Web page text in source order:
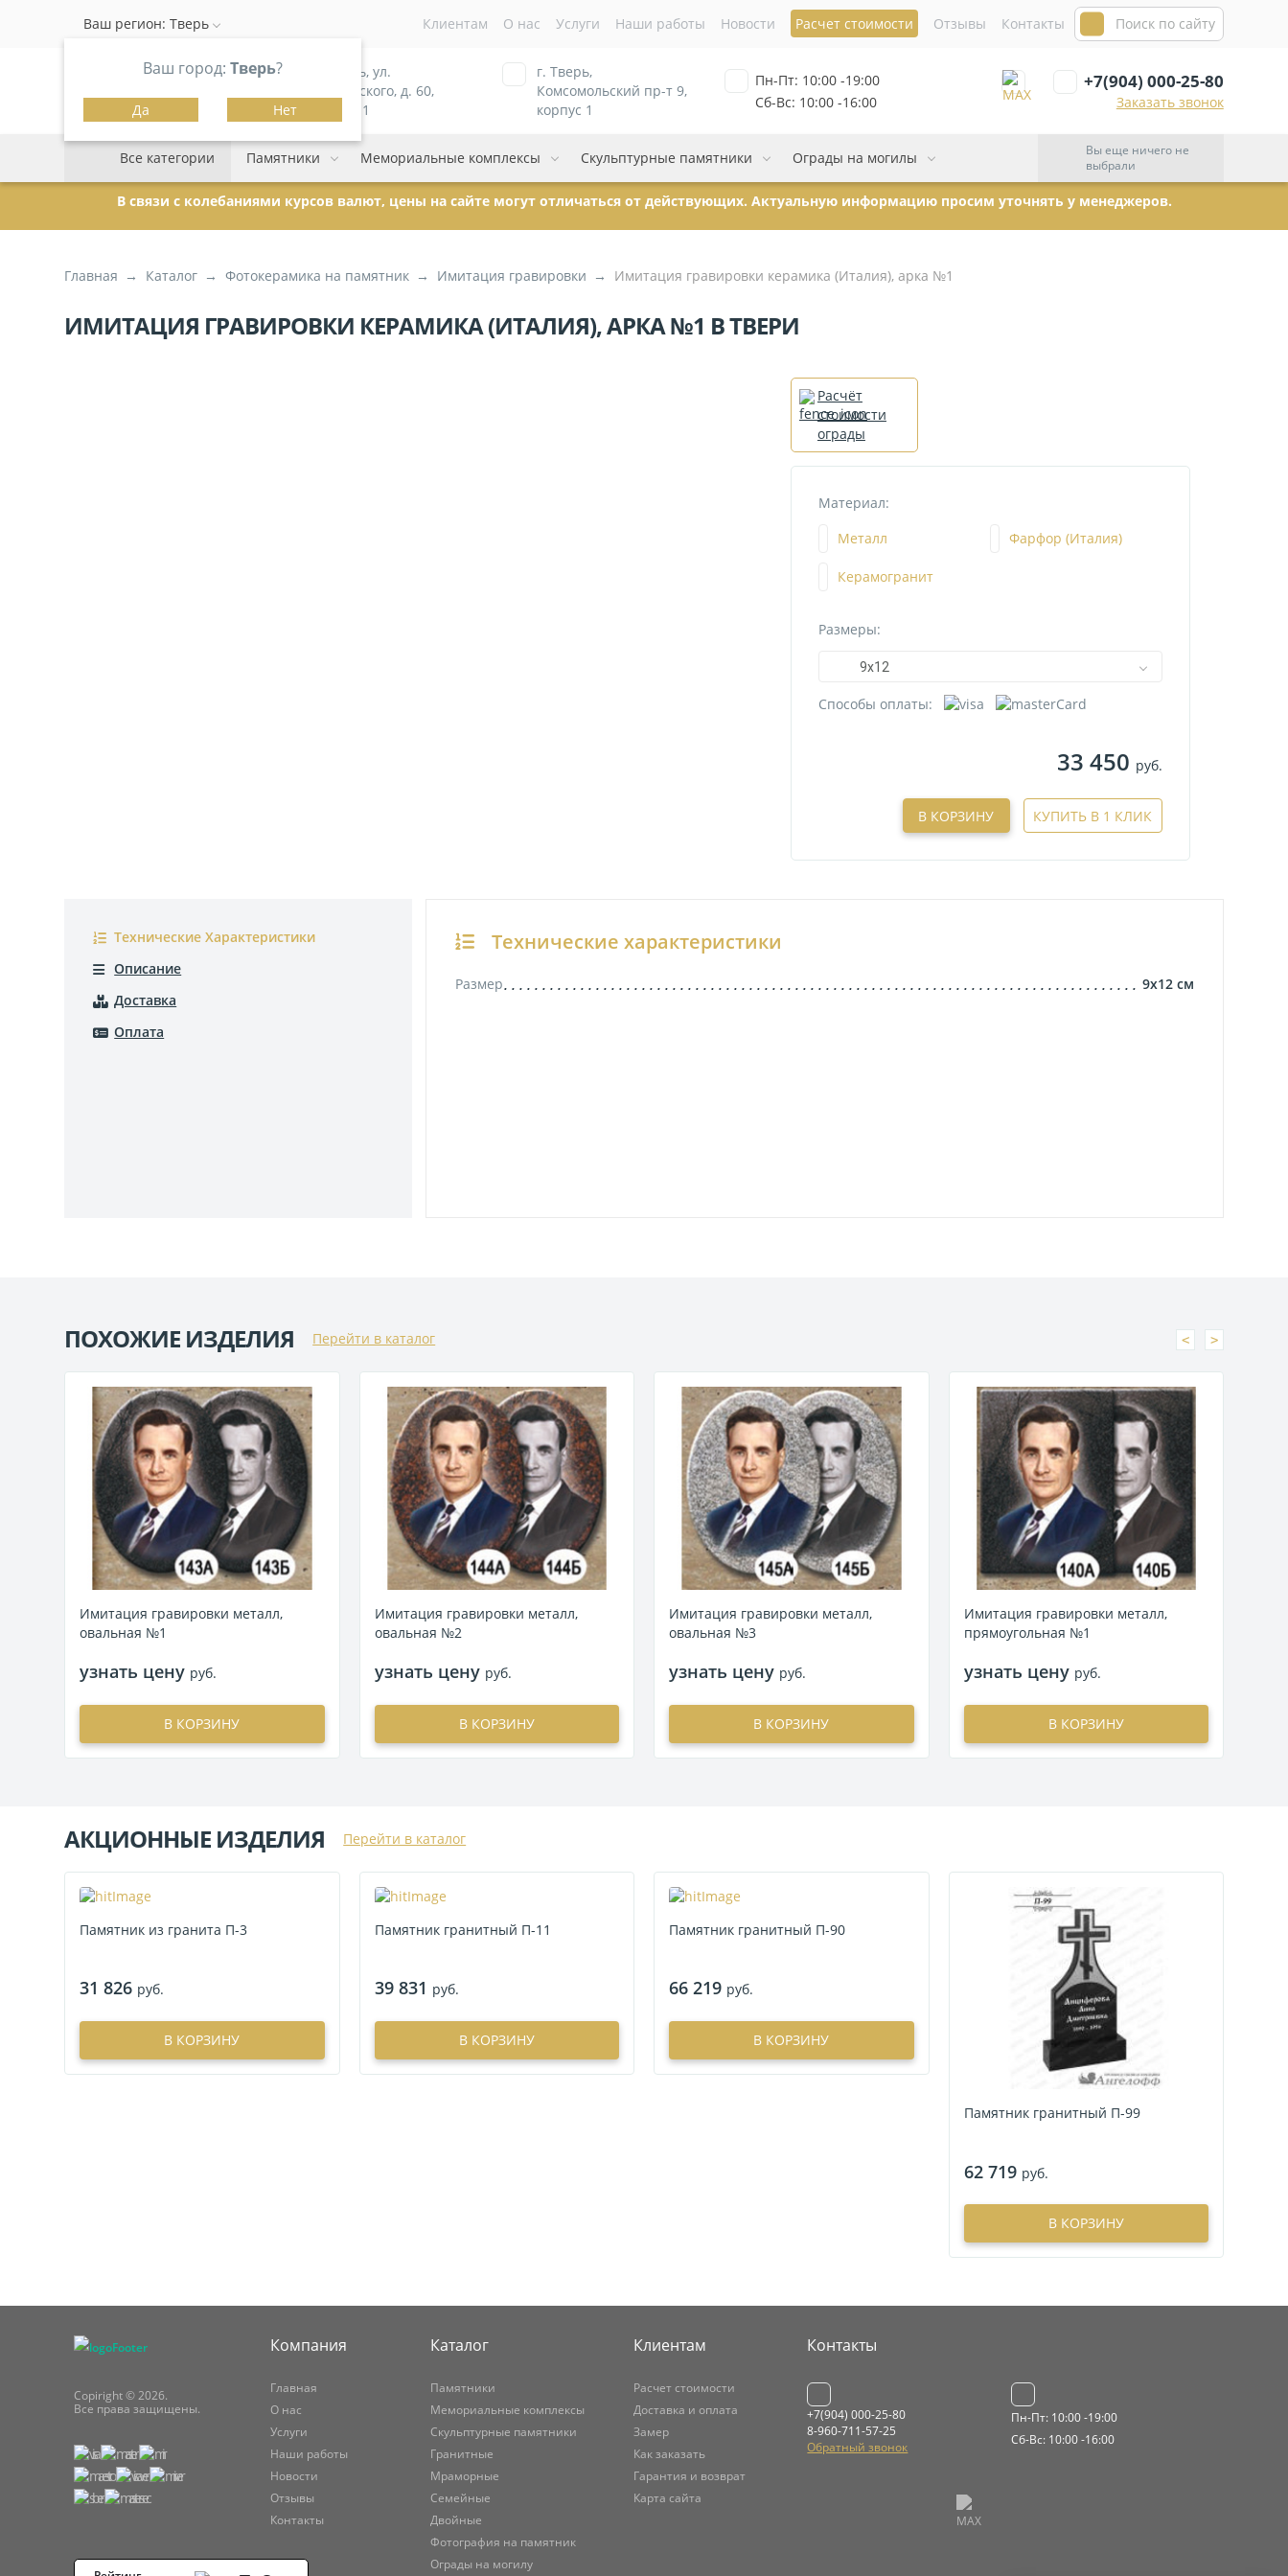
Ваш город:Тверь?
Да Нет
Ваш регион:Тверь Клиентам О нас Услуги Наши работы Новости Расчет стоимости Отзывы Контакты
г. Тверь, ул.
Можайского, д. 60,
корпус 1
г. Тверь,
Комсомольский пр-т 9,
корпус 1
Пн-Пт: 10:00 -19:00
Сб-Вс: 10:00 -16:00
+7(904) 000-25-80
Заказать звонок
Все категории Памятники Мемориальные комплексы Скульптурные памятники Ограды на могилы
Вы еще ничего не
выбрали
В связи с колебаниями курсов валют, цены на сайте могут отличаться от действующих. Актуальную информацию просим уточнять у менеджеров.
Главная Каталог Фотокерамика на памятник Имитация гравировки Имитация гравировки керамика (Италия), арка №1
ИМИТАЦИЯ ГРАВИРОВКИ КЕРАМИКА (ИТАЛИЯ), АРКА №1 В ТВЕРИ
Расчёт
стоимости
ограды
Материал:
Металл
Фарфор (Италия)
Керамогранит
Размеры:
9х12
Способы оплаты:
33 450 руб.
В КОРЗИНУ КУПИТЬ В 1 КЛИК
Технические Характеристики Технические характеристики
Размер 9х12см
Описание
Доставка
Оплата
ПОХОЖИЕ ИЗДЕЛИЯ Перейти в каталог
Имитация гравировки металл,
овальная №1
узнать цену руб.
В КОРЗИНУ
Имитация гравировки металл,
овальная №2
узнать цену руб.
В КОРЗИНУ
Имитация гравировки металл,
овальная №3
узнать цену руб.
В КОРЗИНУ
Имитация гравировки металл,
прямоугольная №1
узнать цену руб.
В КОРЗИНУ
< >
АКЦИОННЫЕ ИЗДЕЛИЯ Перейти в каталог
Памятник из гранита П-3
31 826 руб.
В КОРЗИНУ
Памятник гранитный П-11
39 831 руб.
В КОРЗИНУ
Памятник гранитный П-90
66 219 руб.
В КОРЗИНУ
Памятник гранитный П-99
62 719 руб.
В КОРЗИНУ
Copiright © 2026.
Все права защищены.
Компания
Главная
О нас
Услуги
Наши работы
Новости
Отзывы
Контакты
Каталог
Памятники
Мемориальные комплексы
Скульптурные памятники
Гранитные
Мраморные
Семейные
Двойные
Фотография на памятник
Ограды на могилу
Клиентам
Расчет стоимости
Доставка и оплата
Замер
Как заказать
Гарантия и возврат
Карта сайта
Контакты
+7(904) 000-25-80
8-960-711-57-25
Обратный звонок
Пн-Пт: 10:00 -19:00
Сб-Вс: 10:00 -16:00